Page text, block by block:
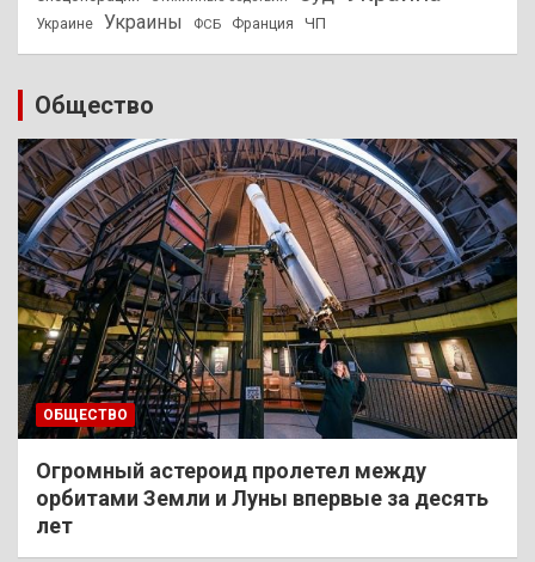
Украине Украины ФСБ Франция ЧП
Общество
ОБЩЕСТВО
Огромный астероид пролетел между
орбитами Земли и Луны впервые за десять
лет